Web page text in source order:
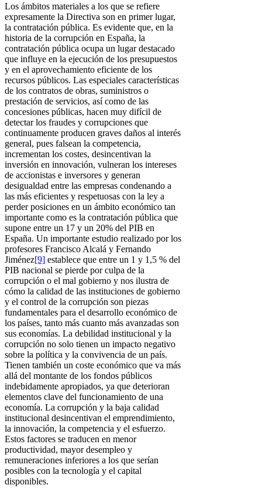
Los ámbitos materiales a los que se refiere
expresamente la Directiva son en primer lugar,
la contratación pública. Es evidente que, en la
historia de la corrupción en España, la
contratación pública ocupa un lugar destacado
que influye en la ejecución de los presupuestos
y en el aprovechamiento eficiente de los
recursos públicos. Las especiales características
de los contratos de obras, suministros o
prestación de servicios, así como de las
concesiones públicas, hacen muy difícil de
detectar los fraudes y corrupciones que
continuamente producen graves daños al interés
general, pues falsean la competencia,
incrementan los costes, desincentivan la
inversión en innovación, vulneran los intereses
de accionistas e inversores y generan
desigualdad entre las empresas condenando a
las más eficientes y respetuosas con la ley a
perder posiciones en un ámbito económico tan
importante como es la contratación pública que
supone entre un 17 y un 20% del PIB en
España. Un importante estudio realizado por los
profesores Francisco Alcalá y Fernando
Jiménez[9] establece que entre un 1 y 1,5 % del
PIB nacional se pierde por culpa de la
corrupción o el mal gobierno y nos ilustra de
cómo la calidad de las instituciones de gobierno
y el control de la corrupción son piezas
fundamentales para el desarrollo económico de
los países, tanto más cuanto más avanzadas son
sus economías. La debilidad institucional y la
corrupción no solo tienen un impacto negativo
sobre la política y la convivencia de un país.
Tienen también un coste económico que va más
allá del montante de los fondos públicos
indebidamente apropiados, ya que deterioran
elementos clave del funcionamiento de una
economía. La corrupción y la baja calidad
institucional desincentivan el emprendimiento,
la innovación, la competencia y el esfuerzo.
Estos factores se traducen en menor
productividad, mayor desempleo y
remuneraciones inferiores a los que serían
posibles con la tecnología y el capital
disponibles.